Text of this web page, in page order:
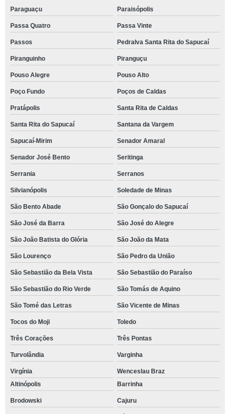
Paraguaçu Paraisópolis
Passa Quatro Passa Vinte
Passos Pedralva Santa Rita do Sapucaí
Piranguinho Piranguçu
Pouso Alegre Pouso Alto
Poço Fundo Poços de Caldas
Pratápolis Santa Rita de Caldas
Santa Rita do Sapucaí Santana da Vargem
Sapucaí-Mirim Senador Amaral
Senador José Bento Seritinga
Serrania Serranos
Silvianópolis Soledade de Minas
São Bento Abade São Gonçalo do Sapucaí
São José da Barra São José do Alegre
São João Batista do Glória São João da Mata
São Lourenço São Pedro da União
São Sebastião da Bela Vista São Sebastião do Paraíso
São Sebastião do Rio Verde São Tomás de Aquino
São Tomé das Letras São Vicente de Minas
Tocos do Moji Toledo
Três Corações Três Pontas
Turvolândia Varginha
Virgínia
Wenceslau Braz
Altinópolis
Barrinha
Brodowski Cajuru